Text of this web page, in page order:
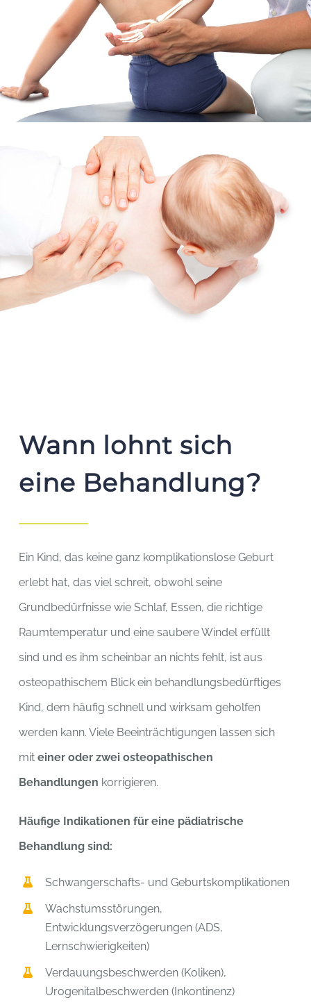
Wann lohnt sich
eine Behandlung?
Ein Kind, das keine ganz komplikationslose Geburt
erlebt hat, das viel schreit, obwohl seine
Grundbedürfnisse wie Schlaf, Essen, die richtige
Raumtemperatur und eine saubere Windel erfüllt
sind und es ihm scheinbar an nichts fehlt, ist aus
osteopathischem Blick ein behandlungsbedürftiges
Kind, dem häufig schnell und wirksam geholfen
werden kann. Viele Beeinträchtigungen lassen sich
mit einer oder zwei osteopathischen
Behandlungen korrigieren.
Häufige Indikationen für eine pädiatrische
Behandlung sind:
Schwangerschafts- und Geburtskomplikationen
Wachstumsstörungen,
Entwicklungsverzögerungen (ADS,
Lernschwierigkeiten)
Verdauungsbeschwerden (Koliken),
Urogenitalbeschwerden (Inkontinenz)